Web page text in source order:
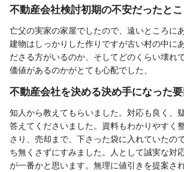
不動産会社検討初期の不安だったと
亡父の実家の家屋でしたので、遠いところに
建物はしっかりした作りですが古い村の中に
ださる方がいるのか、そしてどのくらい壊れ
価値があるのかがとても心配でした、
不動産会社を決める決め手になった
知人から教えてもらいました。対応も良く、
答えてくださいました。資料もわかりやすく
さり、売却まで、下さった袋に入れていたの
ち無くさずにすみました。人として誠実な対
が一番かと思います。無理に値引きを提案さ